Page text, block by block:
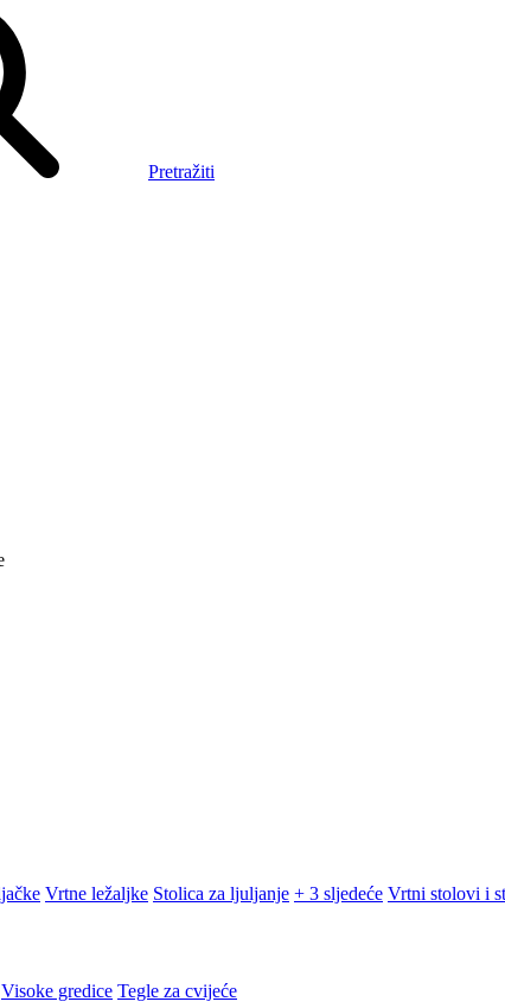
Pretražiti
Vrtne ležaljke Stolica za ljuljanje + 3 sljedeće Vrtni stolovi i
Visoke gredice Tegle za cvijeće